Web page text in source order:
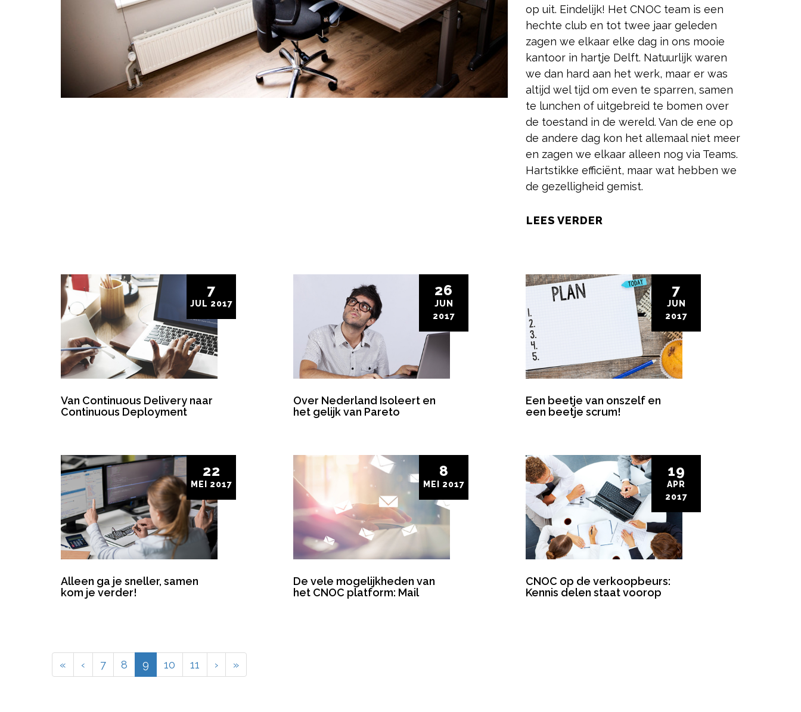
op uit. Eindelijk! Het CNOC team is een
hechte club en tot twee jaar geleden
zagen we elkaar elke dag in ons mooie
kantoor in hartje Delft. Natuurlijk waren
we dan hard aan het werk, maar er was
altijd wel tijd om even te sparren, samen
te lunchen of uitgebreid te bomen over
de toestand in de wereld. Van de ene op
de andere dag kon het allemaal niet meer
en zagen we elkaar alleen nog via Teams.
Hartstikke efficiënt, maar wat hebben we
de gezelligheid gemist.
LEES VERDER
7
JUL 2017
Van Continuous Delivery naar
Continuous Deployment
26
JUN
2017
Over Nederland Isoleert en
het gelijk van Pareto
7
JUN
2017
Een beetje van onszelf en
een beetje scrum!
22
MEI 2017
Alleen ga je sneller, samen
kom je verder!
8
MEI 2017
De vele mogelijkheden van
het CNOC platform: Mail
19
APR
2017
CNOC op de verkoopbeurs:
Kennis delen staat voorop
« ‹ 7 8 9 (current)
10 11 › »